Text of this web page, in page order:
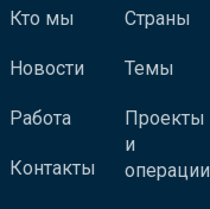
Кто мы
Новости
Работа
Контакты
Страны
Темы
Проекты
и
операции